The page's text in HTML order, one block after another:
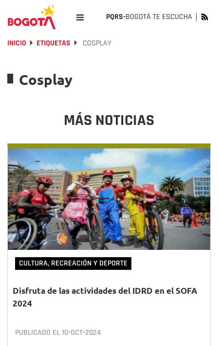
PQRS-BOGOTÁ TE ESCUCHA
INICIO ETIQUETAS COSPLAY
Cosplay
MÁS NOTICIAS
CULTURA, RECREACIÓN Y DEPORTE
Disfruta de las actividades del IDRD en el SOFA
2024
PUBLICADO EL10•OCT•2024